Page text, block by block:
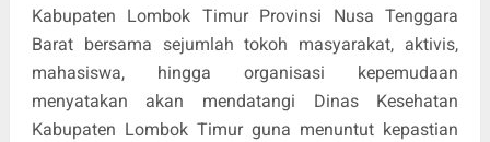
Kabupaten Lombok Timur Provinsi Nusa Tenggara
Barat bersama sejumlah tokoh masyarakat, aktivis,
mahasiswa, hingga organisasi kepemudaan
menyatakan akan mendatangi Dinas Kesehatan
Kabupaten Lombok Timur guna menuntut kepastian